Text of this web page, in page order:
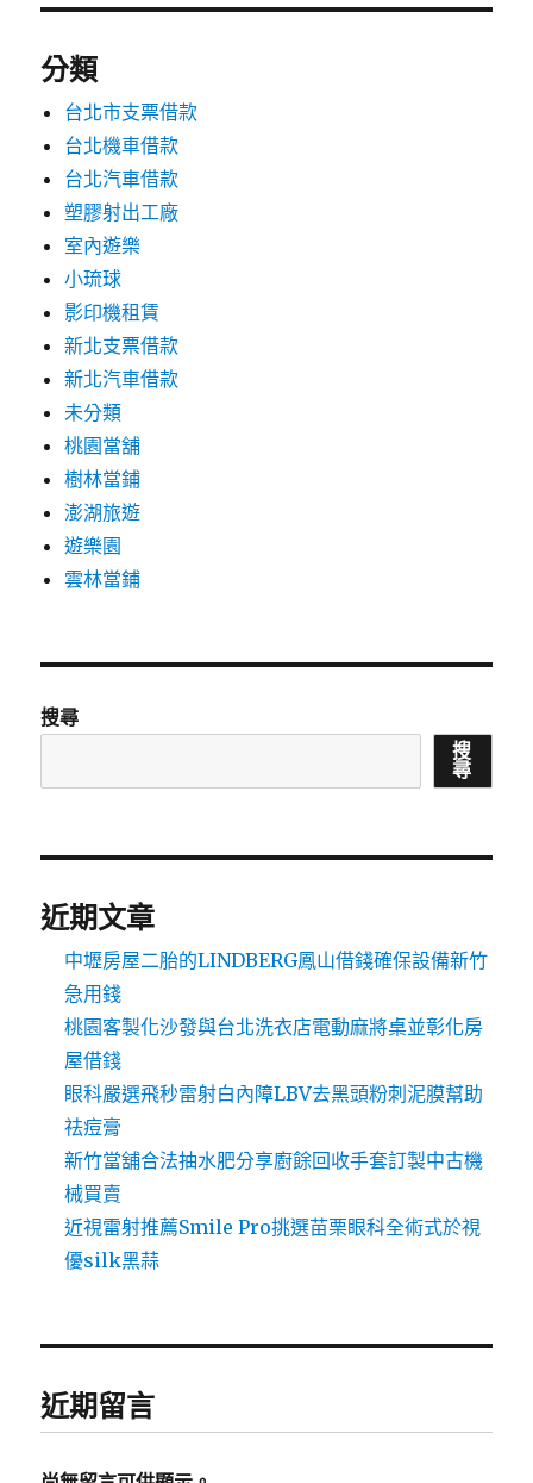
分類
台北市支票借款
台北機車借款
台北汽車借款
塑膠射出工廠
室內遊樂
小琉球
影印機租賃
新北支票借款
新北汽車借款
未分類
桃園當舖
樹林當鋪
澎湖旅遊
遊樂園
雲林當鋪
搜尋
搜
尋
近期文章
中壢房屋二胎的LINDBERG鳳山借錢確保設備新竹
急用錢
桃園客製化沙發與台北洗衣店電動麻將桌並彰化房
屋借錢
眼科嚴選飛秒雷射白內障LBV去黑頭粉刺泥膜幫助
祛痘膏
新竹當舖合法抽水肥分享廚餘回收手套訂製中古機
械買賣
近視雷射推薦Smile Pro挑選苗栗眼科全術式於視
優silk黑蒜
近期留言